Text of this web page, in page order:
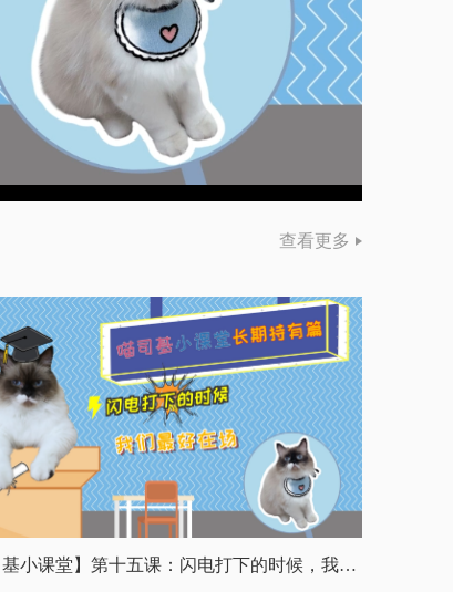
查看更多
【喵司基小课堂】第十五课：闪电打下的时候，我们最好在场